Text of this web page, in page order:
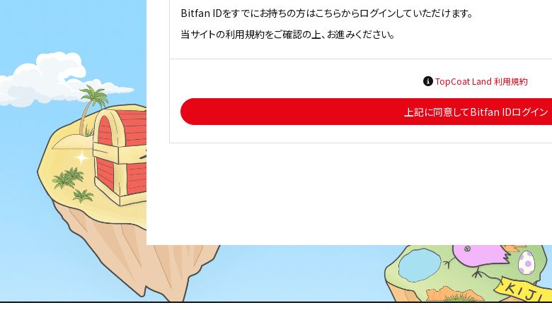
Bitfan IDをすでにお持ちの方はこちらからログインしていただけます。
当サイトの利用規約をご確認の上、お進みください。
TopCoat Land 利用規約
上記に同意してBitfan IDログイン